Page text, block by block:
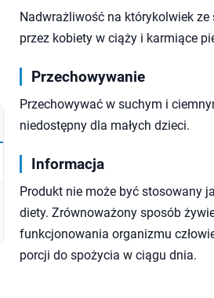
Nadwrażliwość na którykolwiek
przez kobiety w ciąży i karmiące
Przechowywanie
Przechowywać w suchym i
niedostępny dla małych dzieci.
Informacja
Produkt nie może być stosowany
diety. Zrównoważony sposób
funkcjonowania organizmu
porcji do spożycia w ciągu dnia.